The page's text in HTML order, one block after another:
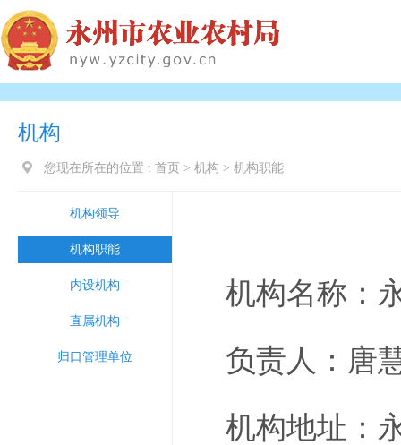
机构
您现在所在的位置 : 首页 > 机构 > 机构职能
机构领导
机构职能
内设机构
直属机构
归口管理单位
机构名称：
负责人：唐
机构地址：